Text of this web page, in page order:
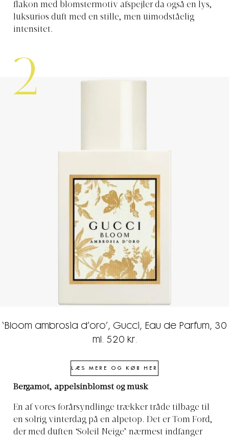
flakon med blomstermotiv afspejler da også en lys,
luksuriøs duft med en stille, men uimodståelig
intensitet.
2
‘Bloom ambrosia d’oro’, Gucci, Eau de Parfum, 30
ml. 520 kr.
LÆS MERE OG KØB HER
Bergamot, appelsinblomst og musk
En af vores forårsyndlinge trækker tråde tilbage til
en solrig vinterdag på en alpetop. Det er Tom Ford,
der med duften ‘Soleil Neige’ nærmest indfanger